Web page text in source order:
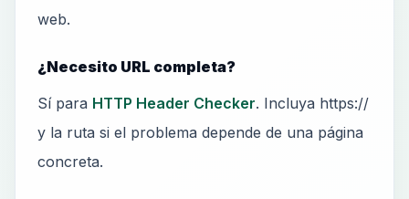
web.
¿Necesito URL completa?
Sí para HTTP Header Checker. Incluya https://
y la ruta si el problema depende de una página
concreta.